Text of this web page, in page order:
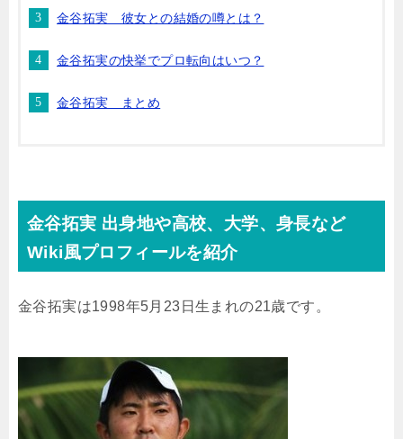
金谷拓実 彼女との結婚の噂とは？
金谷拓実の快挙でプロ転向はいつ？
金谷拓実 まとめ
金谷拓実 出身地や高校、大学、身長など
Wiki風プロフィールを紹介
金谷拓実は1998年5月23日生まれの21歳です。